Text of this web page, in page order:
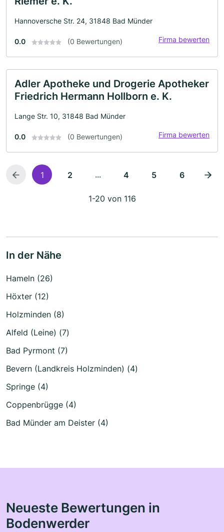
Hannoversche Str. 24, 31848 Bad Münder
0.0 (0 Bewertungen) Firma bewerten
Adler Apotheke und Drogerie Apotheker
Friedrich Hermann Hollborn e. K.
Lange Str. 10, 31848 Bad Münder
0.0 (0 Bewertungen) Firma bewerten
1 2 ... 4 5 6
1-20 von 116
In der Nähe
Hameln (26)
Höxter (12)
Holzminden (8)
Alfeld (Leine) (7)
Bad Pyrmont (7)
Bevern (Landkreis Holzminden) (4)
Springe (4)
Coppenbrügge (4)
Bad Münder am Deister (4)
Neueste Bewertungen in
Bodenwerder